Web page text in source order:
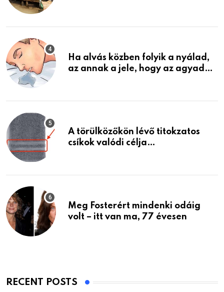
életemet
Ha alvás közben folyik a nyálad,
az annak a jele, hogy az agyad…
A törülközőkön lévő titokzatos
csíkok valódi célja…
Meg Fosterért mindenki odáig
volt – itt van ma, 77 évesen
RECENT POSTS